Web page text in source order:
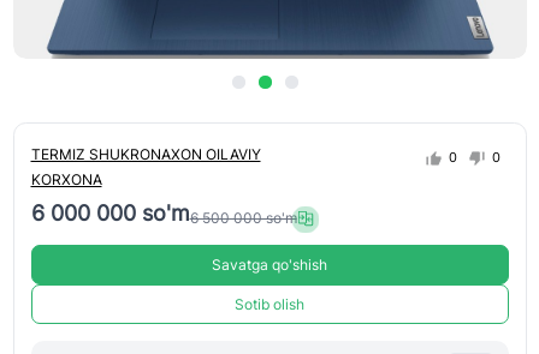
TERMIZ SHUKRONAXON OILAVIY
KORXONA
0 0
6 000 000 so'm6 500 000 so'm
Savatga qo'shish
Sotib olish